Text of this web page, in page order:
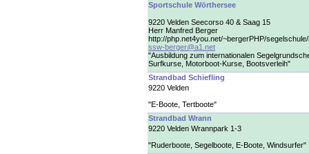
Sportschule Wörthersee
9220 Velden Seecorso 40 & Saag 15
Herr Manfred Berger
http://php.net4you.net/~bergerPHP/
ssw-berger@a1.net
"Ausbildung zum internationalen
Surfkurse, Motorboot-Kurse, Bootsverleih"
Strandbad Schiefling
9220 Velden
"E-Boote, Tertboote"
Strandbad Wrann
9220 Velden Wrannpark 1-3
"Ruderboote, Segelboote, E-Boote, Windsurfer"